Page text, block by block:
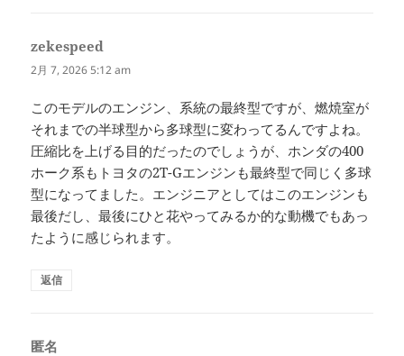
zekespeed
り:
2月 7, 2026 5:12 am
このモデルのエンジン、系統の最終型ですが、燃焼室が
それまでの半球型から多球型に変わってるんですよね。
圧縮比を上げる目的だったのでしょうが、ホンダの400
ホーク系もトヨタの2T-Gエンジンも最終型で同じく多球
型になってました。エンジニアとしてはこのエンジンも
最後だし、最後にひと花やってみるか的な動機でもあっ
たように感じられます。
返信
匿名